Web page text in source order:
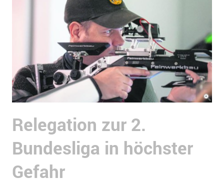
Relegation zur 2.
Bundesliga in höchster
Gefahr